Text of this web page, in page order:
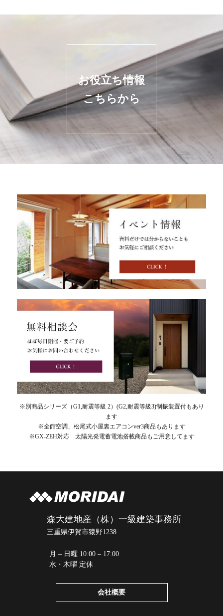
お役立ち情報
こちらから
※別商品シリーズ（G1,耐震等級 2）(G2,耐震等級3)制振装置付もあり
ます
※全館空調、松尾式小屋裏エアコンver3商品もあります
※GX-ZEH対応 太陽光発電蓄電池搭載商品もご用意してます
森大建地産（株）一級建築事務所
三重県伊賀市猿野1238
月 – 日曜 10:00 – 17:00
水・木曜 定休
会社概要